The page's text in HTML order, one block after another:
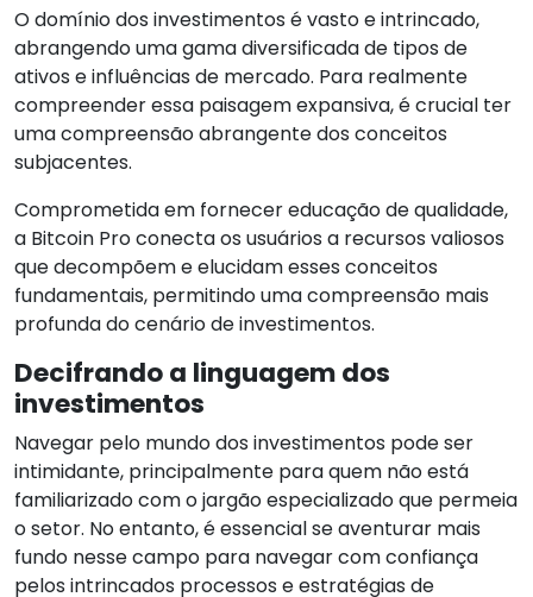
O domínio dos investimentos é vasto e intrincado,
abrangendo uma gama diversificada de tipos de
ativos e influências de mercado. Para realmente
compreender essa paisagem expansiva, é crucial ter
uma compreensão abrangente dos conceitos
subjacentes.
Comprometida em fornecer educação de qualidade,
a Bitcoin Pro conecta os usuários a recursos valiosos
que decompõem e elucidam esses conceitos
fundamentais, permitindo uma compreensão mais
profunda do cenário de investimentos.
Decifrando a linguagem dos
investimentos
Navegar pelo mundo dos investimentos pode ser
intimidante, principalmente para quem não está
familiarizado com o jargão especializado que permeia
o setor. No entanto, é essencial se aventurar mais
fundo nesse campo para navegar com confiança
pelos intrincados processos e estratégias de